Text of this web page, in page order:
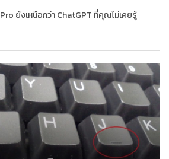
ยังเหนือกว่า ChatGPT ที่คุณไม่เคยรู้